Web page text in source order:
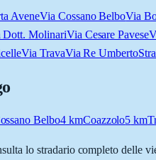
AveneVia Cossano BelboVia
Dott. MolinariVia Cesare Pavese
Via TravaVia Re Umberto
Belbo4kmCoazzolo5 km
lo stradario completo delle